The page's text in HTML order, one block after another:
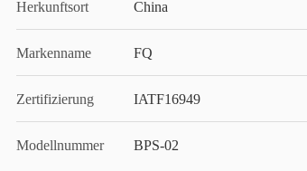
Herkunftsort China
Markenname FQ
Zertifizierung IATF16949
Modellnummer BPS-02